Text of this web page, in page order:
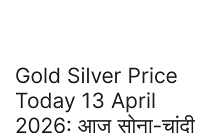
Gold Silver Price
Today 13 April
2026: आज सोना-चांदी